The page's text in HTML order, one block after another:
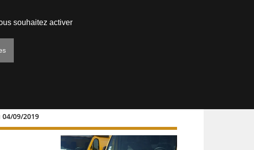
09/2019
en
souhaitez activer